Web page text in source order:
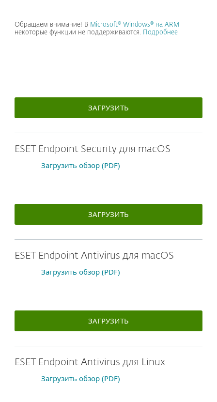
Обращаем внимание! В Microsoft® Windows® на ARM
некоторые функции не поддерживаются.
Подробнее
ЗАГРУЗИТЬ
ESET Endpoint Security для macOS
Загрузить обзор (PDF)
ЗАГРУЗИТЬ
ESET Endpoint Antivirus для macOS
Загрузить обзор (PDF)
ЗАГРУЗИТЬ
ESET Endpoint Antivirus для Linux
Загрузить обзор (PDF)